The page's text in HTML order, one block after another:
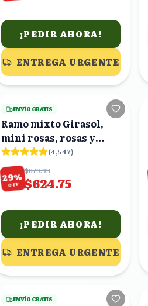
¡PEDIR AHORA!
ENTREGA URGENTE
19viendo
ENVÍO GRATIS
Ramo mixto Girasol,
mini rosas, rosas y
lirios blancos en ramo
(4,547)
29%
OFF
$879.93
$624.75
¡PEDIR AHORA!
ENTREGA URGENTE
22viendo
ENVÍO GRATIS